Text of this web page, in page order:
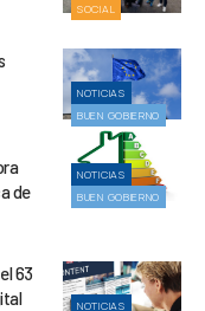
SOCIAL
NOTICIAS
BUEN GOBIERNO
NOTICIAS
BUEN GOBIERNO
de
NOTICIAS
63